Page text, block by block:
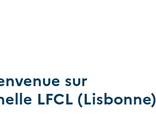
sur
LFCL (Lisbonne)